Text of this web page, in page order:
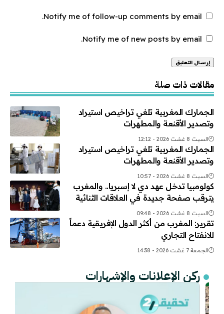
Notify me of follow-up comments by email.
Notify me of new posts by email.
مقالات ذات صلة
الجمارك المغربية تلغي تراخيص استيراد
وتصدير الأقنعة والمطهرات
السبت 8 غشت 2026 - 12:12
الجمارك المغربية تلغي تراخيص استيراد
وتصدير الأقنعة والمطهرات
السبت 8 غشت 2026 - 10:57
كولومبيا تدخل عهد دي لا إسبريا.. والمغرب
يترقب صفحة جديدة في العلاقات الثنائية
السبت 8 غشت 2026 - 09:48
تقرير: المغرب من أكثر الدول الإفريقية دعماً
للانفتاح التجاري
الجمعة 7 غشت 2026 - 14:38
ركن الإعلانات والإشهارات